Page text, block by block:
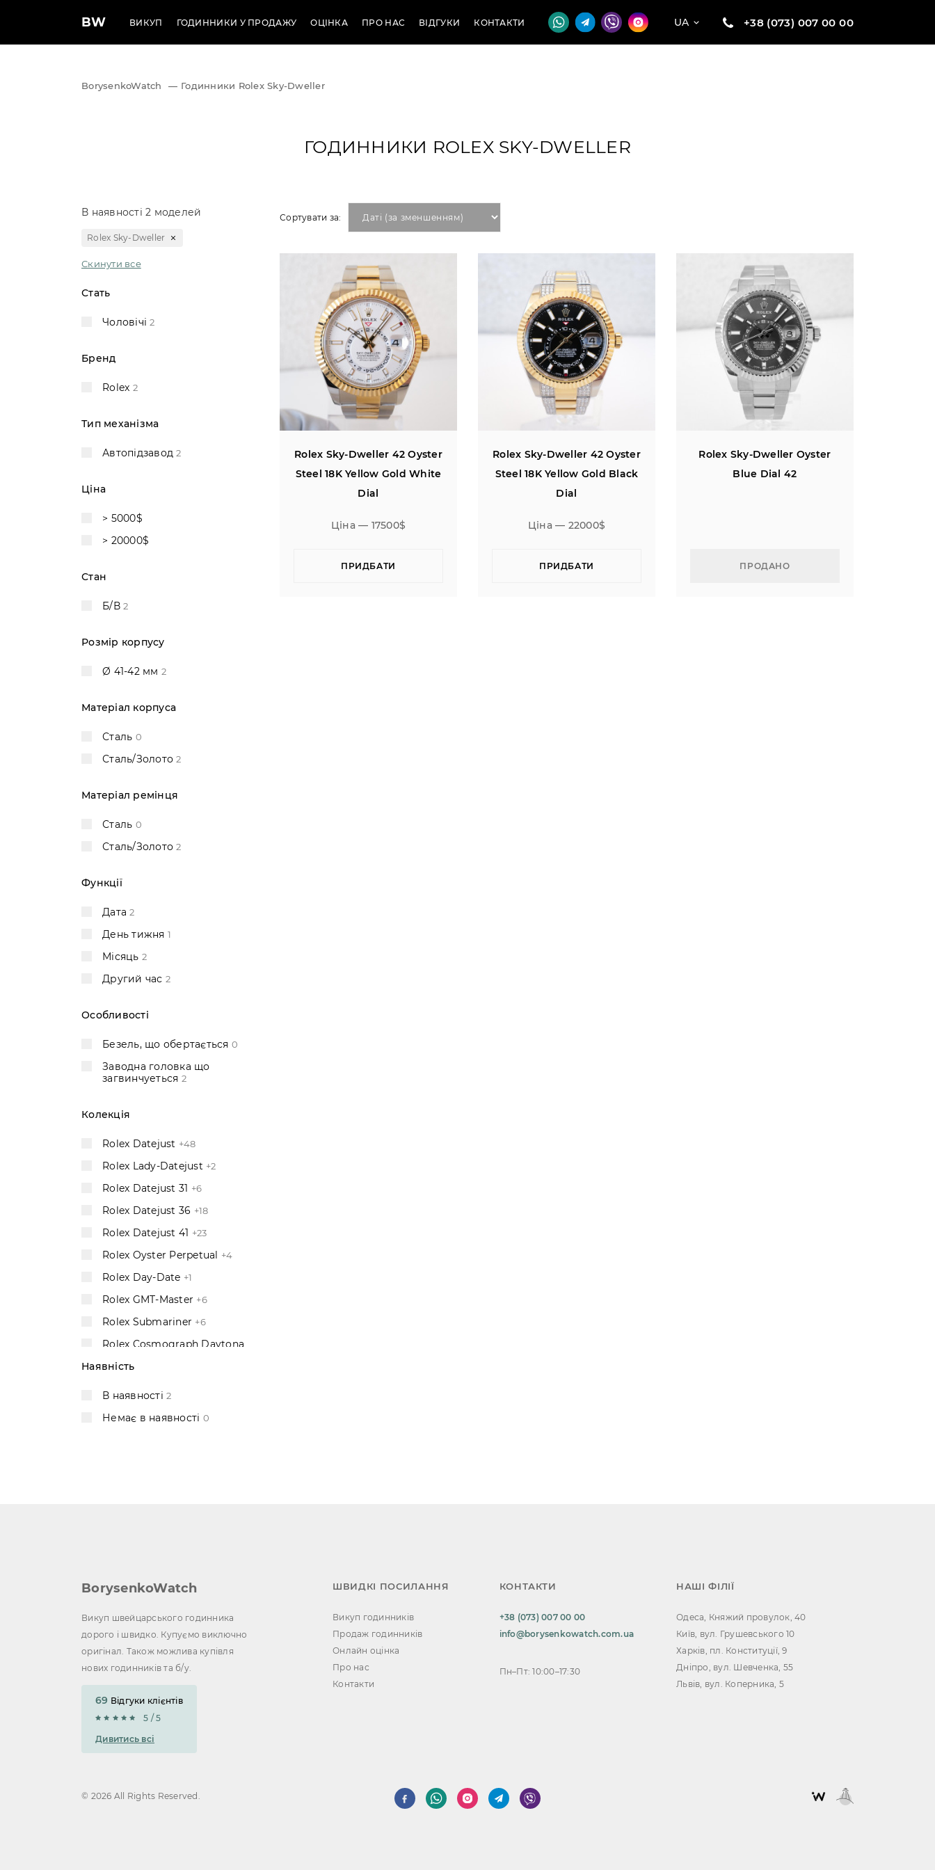
BW ВИКУП ГОДИННИКИ У ПРОДАЖУ ОЦІНКА ПРО НАС ВІДГУКИ КОНТАКТИ UA +38 (073) 007 00 00
BorysenkoWatch — Годинники Rolex Sky-Dweller
ГОДИННИКИ ROLEX SKY-DWELLER
В наявності 2 моделей
Rolex Sky-Dweller
Скинути все
Стать
Чоловічі2
Бренд
Rolex 2
Тип механізма
Автопідзавод2
Ціна
> 5000$
> 20000$
Стан
Б/В 2
Розмір корпусу
Ø 41-42 мм 2
Матеріал корпуса
Сталь 0
Сталь/Золото2
Матеріал ремінця
Сталь 0
Сталь/Золото2
Функції
Дата2
День тижня 1
Місяць 2
Другий час 2
Особливості
Безель, що обертається 0
Заводна головка що
загвинчуеться 2
Колекція
Rolex Datejust +48
Rolex Lady-Datejust +2
Rolex Datejust 31 +6
Rolex Datejust 36 +18
Rolex Datejust 41 +23
Rolex Oyster Perpetual +4
Rolex Day-Date +1
Rolex GMT-Master +6
Rolex Submariner +6
Rolex Cosmograph Daytona
Rolex Sky-Dweller
Rolex Sea-Dweller +2
Omega De Ville +7
Breitling Navitimer
Breitling Superocean
Breitling Chronomat
Hublot Classic Fusion
Hublot Big Bang
Ulysse Nardin Classic
+15
Наявність
В наявності 2
Немає в наявності 0
Сортувати за:
Rolex Sky-Dweller 42 Oyster
Steel 18K Yellow Gold White
Dial
Ціна — 17500$
ПРИДБАТИ
Rolex Sky-Dweller 42 Oyster
Steel 18K Yellow Gold Black
Dial
Ціна — 22000$
ПРИДБАТИ
Rolex Sky-Dweller Oyster
Blue Dial 42
ПРОДАНО
BorysenkoWatch
Викуп швейцарського годинника
дорого і швидко. Купуємо виключно
оригінал. Також можлива купівля
нових годинників та б/у.
69 Відгуки клієнтів
5 / 5
Дивитись всі
ШВИДКІ ПОСИЛАННЯ
Викуп годинників
Продаж годинників
Онлайн оцінка
Про нас
Контакти
КОНТАКТИ
+38 (073) 007 00 00
info@borysenkowatch.com.ua
Пн–Пт: 10:00–17:30
НАШІ ФІЛІЇ
Одеса, Княжий провулок, 40
Київ, вул. Грушевського 10
Харків, пл. Конституції, 9
Дніпро, вул. Шевченка, 55
Львів, вул. Коперника, 5
© 2026 All Rights Reserved.